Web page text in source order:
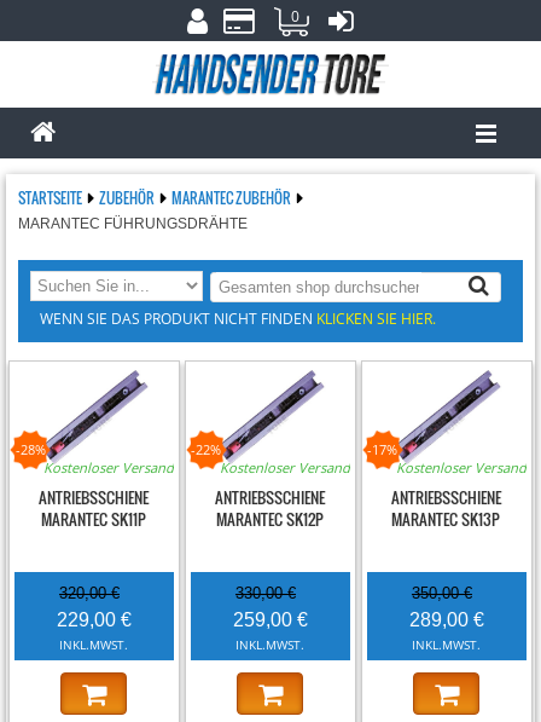
0
STARTSEITE ZUBEHÖR MARANTEC ZUBEHÖR
MARANTEC FÜHRUNGSDRÄHTE
WENN SIE DAS PRODUKT NICHT FINDEN KLICKEN SIE HIER.
Kostenloser Versand
-28%
ANTRIEBSSCHIENE
MARANTEC SK11P
320,00 €
229,00 €
INKL.MWST.
Kostenloser Versand
-22%
ANTRIEBSSCHIENE
MARANTEC SK12P
330,00 €
259,00 €
INKL.MWST.
Kostenloser Versand
-17%
ANTRIEBSSCHIENE
MARANTEC SK13P
350,00 €
289,00 €
INKL.MWST.